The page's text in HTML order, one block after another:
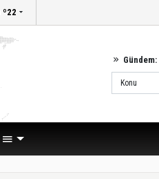
º22
Gündem: